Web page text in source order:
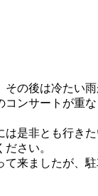
の後は冷たい
コンサートが重
は是非とも行き
さい。
来ましたが、